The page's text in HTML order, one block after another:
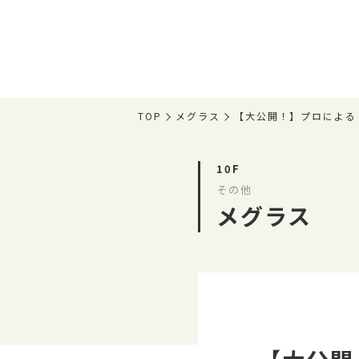
TOP メグラス 【大公開！】プロによ
10F
その他
メグラス